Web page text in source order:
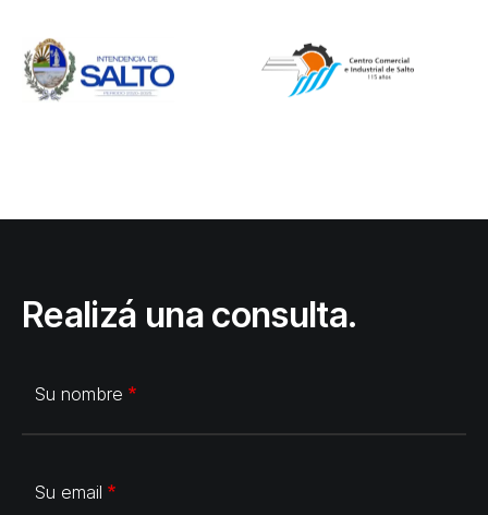
Realizá una consulta.
Su nombre
Su email